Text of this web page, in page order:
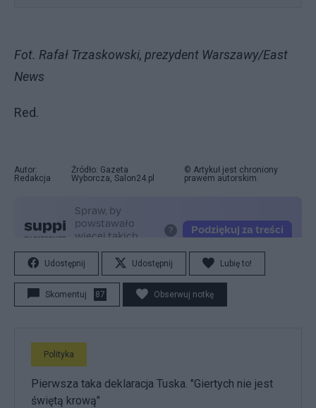
Fot. Rafał Trzaskowski, prezydent Warszawy/East
News
Red.
Autor:
Redakcja
Źródło: Gazeta
Wyborcza, Salon24.pl
© Artykuł jest chroniony
prawem autorskim.
Udostępnij Udostępnij Lubię to!
Skomentuj 87 Obserwuj notkę
Polityka
Pierwsza taka deklaracja Tuska. "Giertych nie jest
świętą krową"